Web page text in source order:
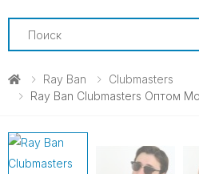
Search
Ray Ban
Clubmasters
Ray Ban Clubmasters Оптом